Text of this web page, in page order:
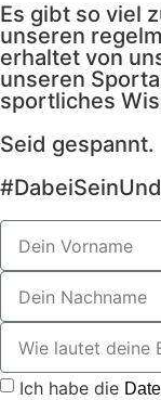
Es gibt so viel
unseren
erhaltet von
unseren
sportliches
Seid gespannt.
Ich habe die